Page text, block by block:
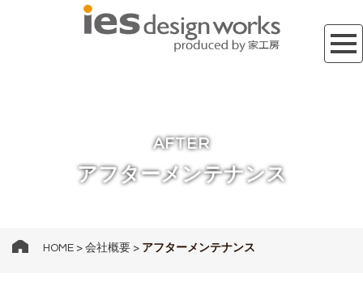
AFTER
アフターメンテナンス
HOME > 会社概要 > アフターメンテナンス